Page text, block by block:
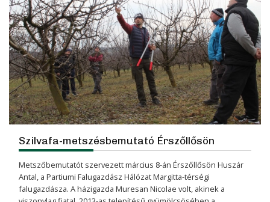
Szilvafa-metszésbemutató Érszőllősön
Metszőbemutatót szervezett március 8-án Érszőllősön Huszár
Antal, a Partiumi Falugazdász Hálózat Margitta-térségi
falugazdásza. A házigazda Muresan Nicolae volt, akinek a